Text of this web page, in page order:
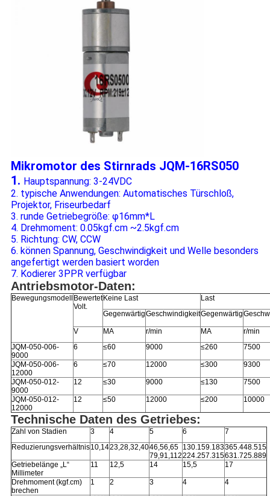
Mikromotor des Stirnrads JQM-16RS050
1. Hauptspannung: 3-24VDC
2. typische Anwendungen: Automatisches Türschloß,
Projektor, Friseurbedarf
3. runde Getriebegröße: φ16mm*L
4. Drehmoment: 0.05kgf.cm ~2.5kgf.cm
5. Richtung: CW, CCW
6. können Spannung, Geschwindigkeit und Welle besonders
angefertigt werden basiert worden
7. Kodierer 3PPR verfügbar
Antriebsmotor-Daten:
Bewegungsmodell
Bewertet
Volt.
Keine Last
Last
GegenwärtigGeschwindigkeitGegenwärtig
V MA r/min MA
r/min
JQM-050-006-
9000
6 ≤60 9000 ≤260 7500
JQM-050-006-
12000
6 ≤70 12000 ≤300 9300
JQM-050-012-
9000
12 ≤30 9000 ≤130 7500
JQM-050-012-
12000
12 ≤50 12000 ≤200 10000
Technische Daten des Getriebes:
Zahl von Stadien 3 4 5 6
7
Reduzierungsverhältnis10,1423,28,32,4046,56,65
79,91,112
130.159.183
224.257.315
365.448.515
631.725.889
Getriebelänge „L“
Millimeter
11 12,5 14 15,5 17
Drehmoment (kgf.cm)
brechen
1 2 3 4 4